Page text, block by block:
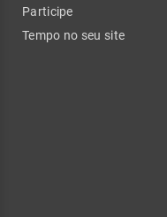
Participe
Tempo no seu site